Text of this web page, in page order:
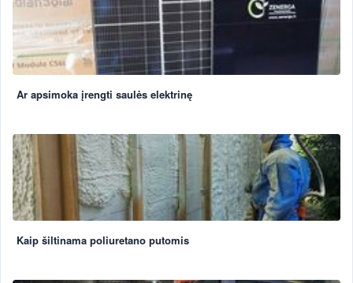
Ar apsimoka įrengti saulės elektrinę
Kaip šiltinama poliuretano putomis